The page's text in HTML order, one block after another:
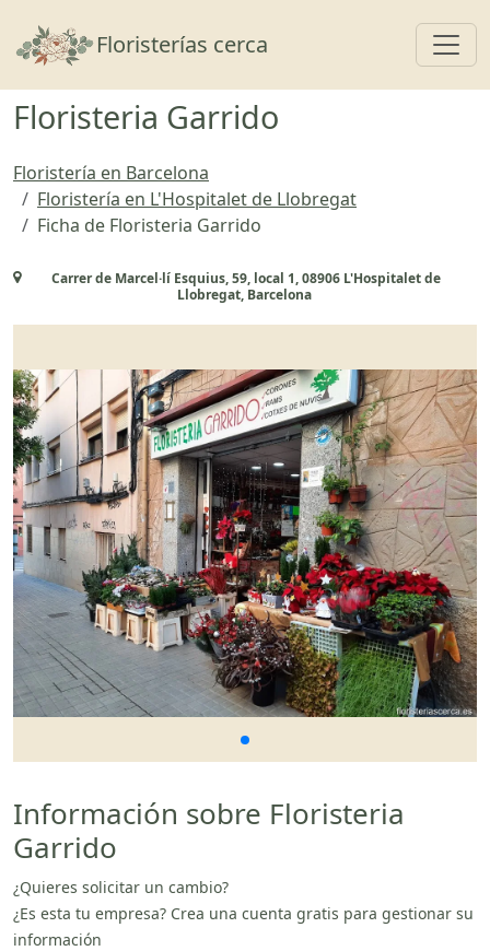
Floristerías cerca
Floristeria Garrido
Floristería en Barcelona
Floristería en L'Hospitalet de Llobregat
Ficha de Floristeria Garrido
Carrer de Marcel·lí Esquius, 59, local 1, 08906 L'Hospitalet de
Llobregat, Barcelona
Información sobre Floristeria
Garrido
¿Quieres solicitar un cambio?
¿Es esta tu empresa? Crea una cuenta gratis para gestionar su
información